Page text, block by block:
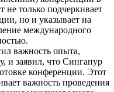
не только подчеркивает
но и указывает на
международного
важность опыта,
и заявил, что Сингапур
конференции. Этот
важность проведения